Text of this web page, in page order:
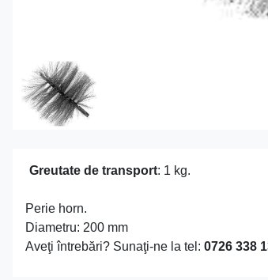
Greutate de transport: 1 kg.
Perie horn.
Diametru: 200 mm
Aveţi întrebări? Sunaţi-ne la tel: 0726 338